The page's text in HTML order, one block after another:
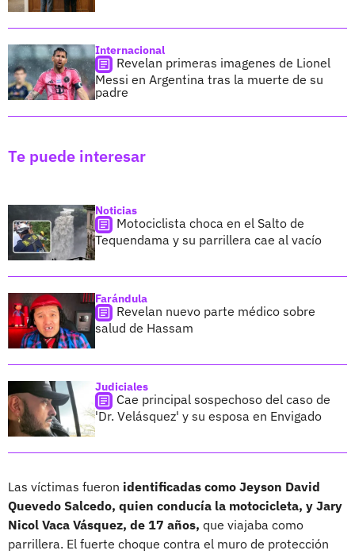
Internacional
Revelan primeras imagenes de Lionel
Messi en Argentina tras la muerte de su
padre
Te puede interesar
Noticias
Motociclista choca en el Salto de
Tequendama y su parrillera cae al vacío
Farándula
Revelan nuevo parte médico sobre
salud de Hassam
Judiciales
Cae principal sospechoso del caso de
'Dr. Velásquez' y su esposa en Envigado
Las víctimas fueron identificadas como Jeyson David
Quevedo Salcedo, quien conducía la motocicleta, y Jary
Nicol Vaca Vásquez, de 17 años, que viajaba como
parrillera. El fuerte choque contra el muro de protección